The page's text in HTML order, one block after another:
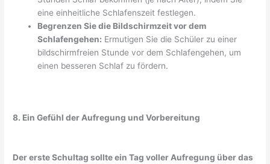
eine einheitliche Schlafenszeit festlegen.
Begrenzen Sie die Bildschirmzeit vor dem
Schlafengehen: Ermutigen Sie die Schüler zu einer
bildschirmfreien Stunde vor dem Schlafengehen, um
einen besseren Schlaf zu fördern.
8. Ein Gefühl der Aufregung und Vorbereitung
Der erste Schultag sollte ein Tag voller Aufregung über das